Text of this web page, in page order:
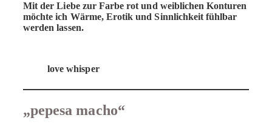
Mit der Liebe zur Farbe rot und weiblichen Konturen
möchte ich Wärme, Erotik und Sinnlichkeit fühlbar
werden lassen.
love whisper
„pepesa macho“